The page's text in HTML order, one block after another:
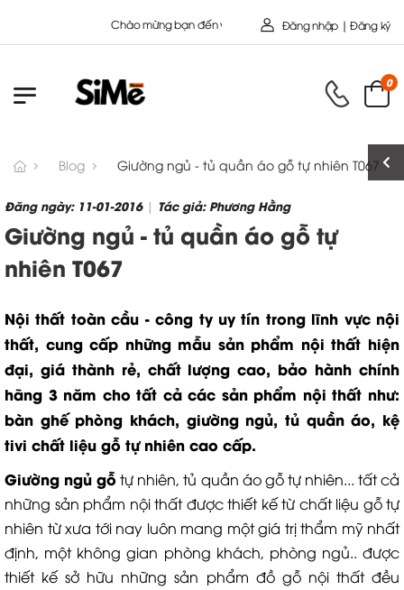
Chào mừng bạn đến với Nội Thất Toàn Cầu - Công ty cổ Phần
Đăng nhập | Đăng ký
0
Blog Giường ngủ - tủ quần áo gỗ tự nhiên T067
Đăng ngày: 11-01-2016| Tác giả: Phương Hằng
Giường ngủ - tủ quần áo gỗ tự
nhiên T067
Nội thất toàn cầu - công ty uy tín trong lĩnh vực nội
thất, cung cấp những mẫu sản phẩm nội thất hiện
đại, giá thành rẻ, chất lượng cao, bảo hành chính
hãng 3 năm cho tất cả các sản phẩm nội thất như:
bàn ghế phòng khách, giường ngủ, tủ quần áo, kệ
tivi chất liệu gỗ tự nhiên cao cấp.
Giường ngủ gỗ tự nhiên, tủ quần áo gỗ tự nhiên... tất cả
những sản phẩm nội thất được thiết kế từ chất liệu gỗ tự
nhiên từ xưa tới nay luôn mang một giá trị thẩm mỹ nhất
định, một không gian phòng khách, phòng ngủ.. được
thiết kế sở hữu những sản phẩm đồ gỗ nội thất đều